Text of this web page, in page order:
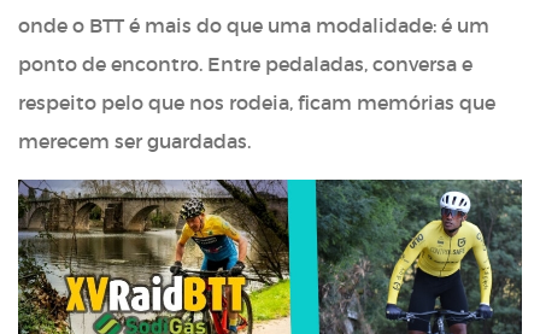
onde o BTT é mais do que uma modalidade: é um
ponto de encontro. Entre pedaladas, conversa e
respeito pelo que nos rodeia, ficam memórias que
merecem ser guardadas.